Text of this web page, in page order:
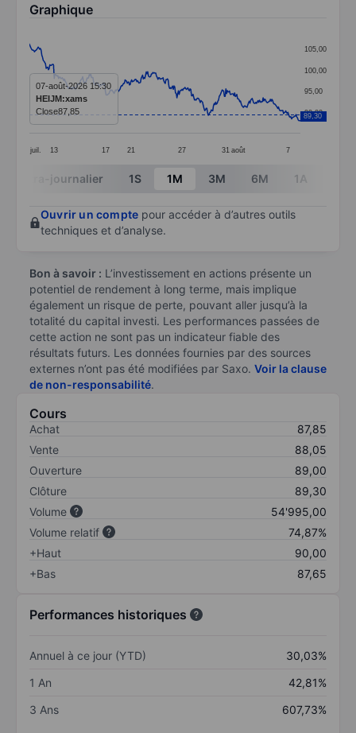
Graphique
Line chart with 372 data points.
The chart has 1 X axis displaying categories.
The chart has 1 Y axis displaying values. Data
juil. 13 17 21 27 31 août 7
90,00
95,00
100,00
105,00
89,30
07-août-2026 15:30
HEIJM:xams
Close87,85
End of interactive chart.
Intra-journalier 1S 1M 3M 6M 1A
Ouvrir un compte pour accéder à d’autres outils
techniques et d’analyse.
Bon à savoir : L’investissement en actions présente un
potentiel de rendement à long terme, mais implique
également un risque de perte, pouvant aller jusqu’à la
totalité du capital investi. Les performances passées de
cette action ne sont pas un indicateur fiable des
résultats futurs. Les données fournies par des sources
externes n’ont pas été modifiées par Saxo. Voir la clause
de non-responsabilité.
Cours
Achat
87,85
Vente
88,05
Ouverture
89,00
Clôture
89,30
Volume
54'995,00
Volume relatif
74,87%
+Haut
90,00
+Bas
87,65
Performances historiques
Annuel à ce jour (YTD)
30,03%
1 An
42,81%
3 Ans
607,73%